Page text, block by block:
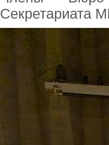
Секретариата